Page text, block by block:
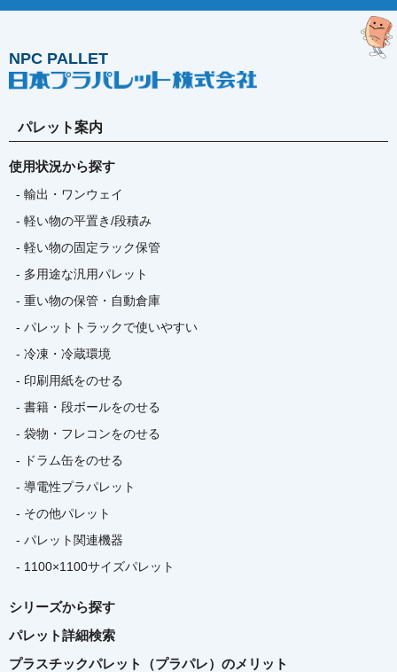
NPC PALLET
パレット案内
使用状況から探す
- 輸出・ワンウェイ
- 軽い物の平置き/段積み
- 軽い物の固定ラック保管
- 多用途な汎用パレット
- 重い物の保管・自動倉庫
- パレットトラックで使いやすい
- 冷凍・冷蔵環境
- 印刷用紙をのせる
- 書籍・段ボールをのせる
- 袋物・フレコンをのせる
- ドラム缶をのせる
- 導電性プラパレット
- その他パレット
- パレット関連機器
- 1100×1100サイズパレット
シリーズから探す
パレット詳細検索
プラスチックパレット（プラパレ）のメリット